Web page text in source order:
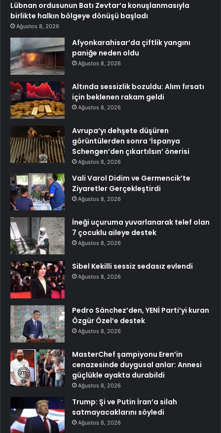
Lübnan ordusunun Batı Zevtar’a konuşlanmasıyla
birlikte halkın bölgeye dönüşü başladı
Ağustos 8, 2026
Afyonkarahisar’da çiftlik yangını
paniğe neden oldu
Ağustos 8, 2026
Altında sessizlik bozuldu: Alım fırsatı
için beklenen rakam geldi
Ağustos 8, 2026
Avrupa’yı dehşete düşüren
görüntülerden sonra ‘İspanya
Schengen’den çıkartılsın’ önerisi
Ağustos 8, 2026
Vali Varol Didim ve Germencik’te
Ziyaretler Gerçekleştirdi
Ağustos 8, 2026
İneği uçuruma yuvarlanarak telef olan
7 çocuklu aileye destek
Ağustos 8, 2026
Sibel Kekilli sessiz sedasız evlendi
Ağustos 8, 2026
Pedro Sánchez’den, YENİ Parti’yi kuran
Özgür Özel’e destek
Ağustos 8, 2026
MasterChef şampiyonu Eren’in
cenazesinde duygusal anlar: Annesi
güçlükle ayakta durabildi
Ağustos 8, 2026
Trump: Şi ve Putin İran’a silah
satmayacaklarını söyledi
Ağustos 8, 2026